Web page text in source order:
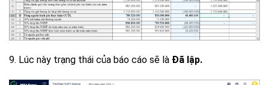
9. Lúc này trạng thái của báo cáo sẽ là Đã lập.